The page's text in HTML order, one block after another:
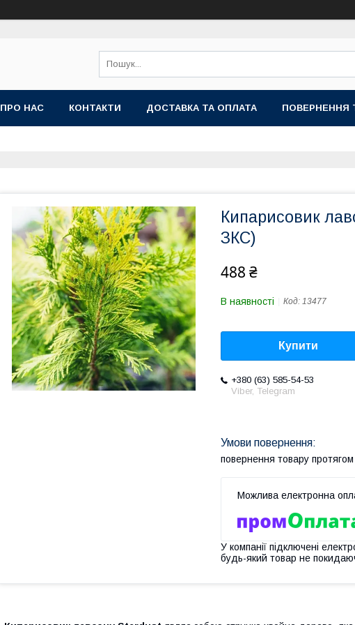
ПРО НАС КОНТАКТИ ДОСТАВКА ТА ОПЛАТА ПОВЕРНЕННЯ
Кипарисовик
ЗКС)
488 ₴
В наявності Код: 13477
Купити
+380 (63) 585-54-53
Viber, Telegram
повернення товару протягом
У компанії підключені
будь-який товар не